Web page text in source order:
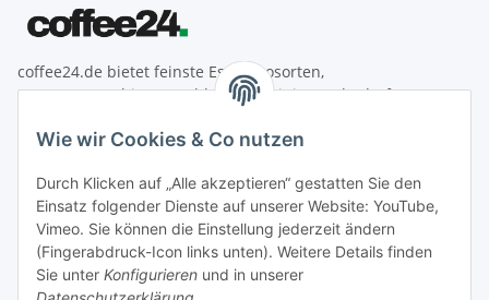
Wie wir Cookies & Co nutzen
Durch Klicken auf „Alle akzeptieren“ gestatten Sie den
Einsatz folgender Dienste auf unserer Website: YouTube,
Vimeo. Sie können die Einstellung jederzeit ändern
(Fingerabdruck-Icon links unten). Weitere Details finden
Sie unter Konfigurieren und in unserer
coffee24.de bietet feinste Espressosorten,
Espressomaschinen, Mahlwerke, Reinigungsbedarf &
Gesetzliche Informationen
Zahlung